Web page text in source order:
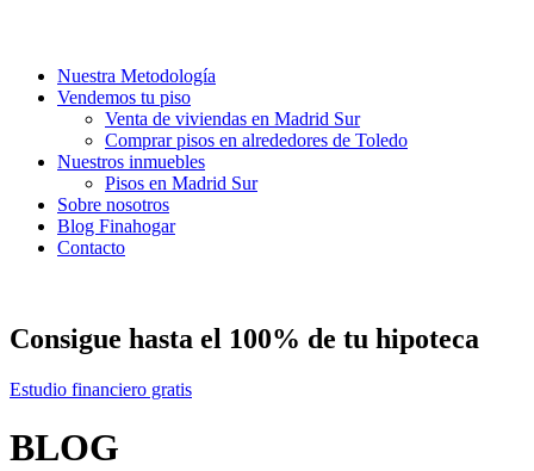
Nuestra Metodología
Vendemos tu piso
Venta de viviendas en Madrid Sur
Comprar pisos en alrededores de Toledo
Nuestros inmuebles
Pisos en Madrid Sur
Sobre nosotros
Blog Finahogar
Contacto
Consigue hasta el 100% de tu hipoteca
Estudio financiero gratis
BLOG